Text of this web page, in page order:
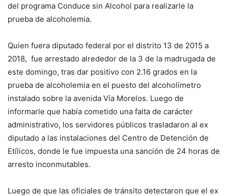
del programa Conduce sin Alcohol para realizarle la
prueba de alcoholemia.
Quien fuera diputado federal por el distrito 13 de 2015 a
2018, fue arrestado alrededor de la 3 de la madrugada de
este domingo, tras dar positivo con 2.16 grados en la
prueba de alcoholemia en el puesto del alcoholímetro
instalado sobre la avenida Vía Morelos. Luego de
informarle que había cometido una falta de carácter
administrativo, los servidores públicos trasladaron al ex
diputado a las instalaciones del Centro de Detención de
Etílicos, donde le fue impuesta una sanción de 24 horas de
arresto inconmutables.
Luego de que las oficiales de tránsito detectaron que el ex